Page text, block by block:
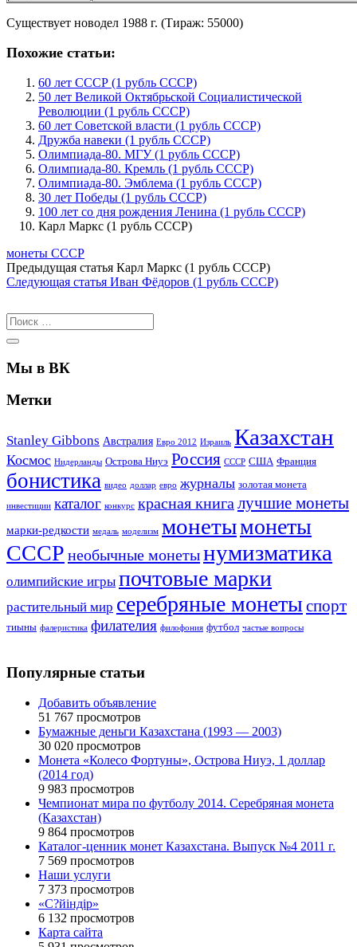
Существует новодел 1988 г. (Тираж: 55000)
Похожие статьи:
60 лет СССР (1 рубль СССР)
50 лет Великой Октябрьской Социалистической
Революции (1 рубль СССР)
60 лет Советской власти (1 рубль СССР)
Дружба навеки (1 рубль СССР)
Олимпиада-80. МГУ (1 рубль СССР)
Олимпиада-80. Кремль (1 рубль СССР)
Олимпиада-80. Эмблема (1 рубль СССР)
30 лет Победы (1 рубль СССР)
100 лет со дня рождения Ленина (1 рубль СССР)
Карл Маркс (1 рубль СССР)
монеты СССР
Предыдущая статья Карл Маркс (1 рубль СССР)
Следующая статья Иван Фёдоров (1 рубль СССР)
Мы в ВК
Метки
Stanley Gibbons Австралия Евро 2012 Израиль Казахстан
Космос Нидерланды Острова Ниуэ Россия СССР США Франция
бонистика видео доллар евро журналы золотая монета
инвестиции каталог конкурс красная книга лучшие монеты
марки-редкости медаль моделизм монетымонеты
СССР необычные монетынумизматика
олимпийские игры почтовые марки
растительный мир серебряные монетыспорт
тиыны фалеристика филателия филофония футбол частые вопросы
Популярные статьи
Добавить объявление
51 767 просмотров
Бумажные деньги Казахстана (1993 — 2003)
30 020 просмотров
Монета «Колесо Фортуны», Острова Ниуэ, 1 доллар
(2014 год)
9 983 просмотров
Чемпионат мира по футболу 2014. Серебряная монета
(Казахстан)
9 864 просмотров
Каталог-ценник монет Казахстана. Выпуск №4 2011 г.
7 569 просмотров
Наши услуги
7 373 просмотров
«С?йіндір»
6 132 просмотров
Карта сайта